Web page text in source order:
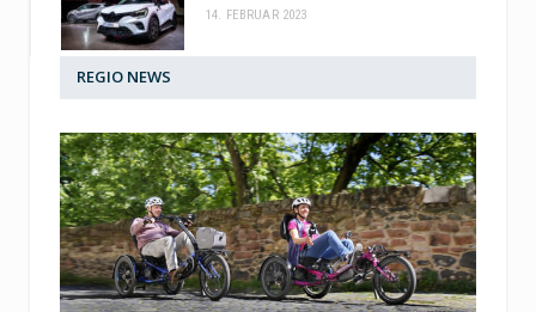
14. FEBRUAR 2023
REGIO NEWS